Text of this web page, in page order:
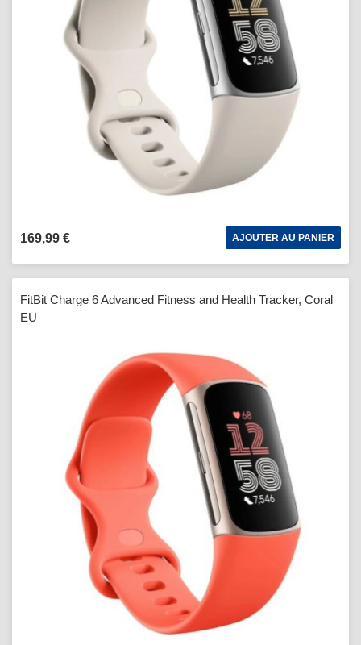
169,99 € AJOUTER AU PANIER
FitBit Charge 6 Advanced Fitness and Health Tracker, Coral
EU